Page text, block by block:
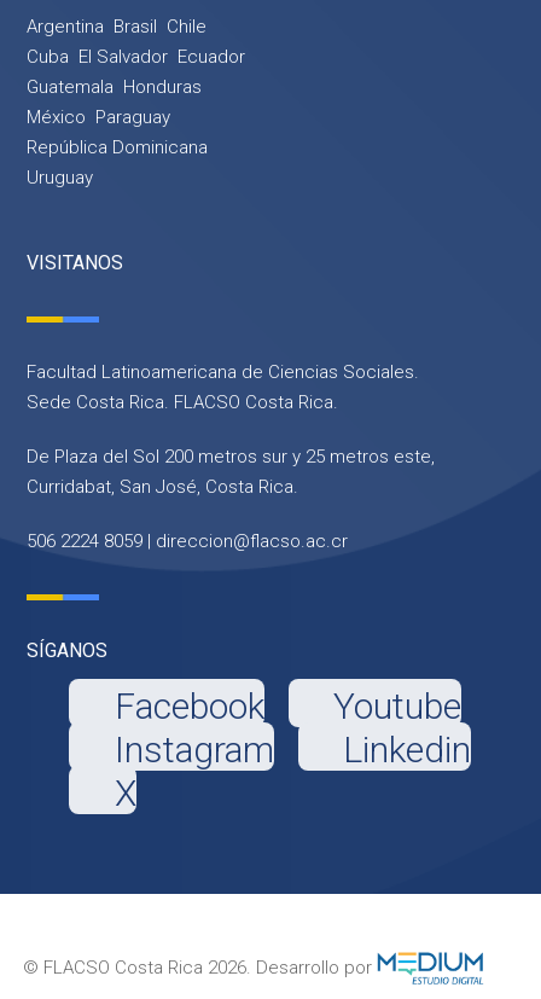
Argentina Brasil Chile
Cuba El Salvador Ecuador
Guatemala Honduras
México Paraguay
República Dominicana
Uruguay
VISITANOS
Facultad Latinoamericana de Ciencias Sociales.
Sede Costa Rica. FLACSO Costa Rica.
De Plaza del Sol 200 metros sur y 25 metros este,
Curridabat, San José, Costa Rica.
506 2224 8059 | direccion@flacso.ac.cr
SÍGANOS
Facebook
Youtube
Instagram
Linkedin
X
© FLACSO Costa Rica 2026. Desarrollo por